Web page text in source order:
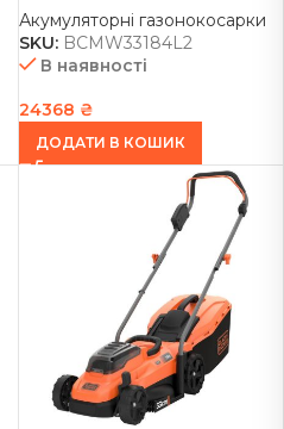
Акумуляторні газонокосарки
SKU: BCMW33184L2
В наявності
24368 ₴
ДОДАТИ В КОШИК